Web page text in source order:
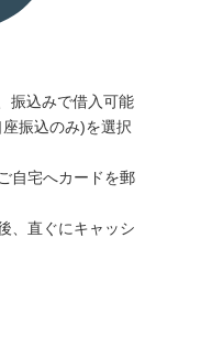
振込みで借入可能
振込のみ)を選択
自宅へカードを郵
、直ぐにキャッシ